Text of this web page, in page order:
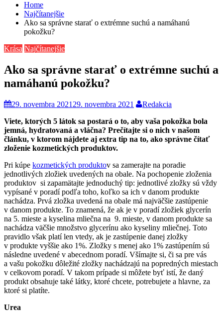
Home
Najčítanejšie
Ako sa správne starať o extrémne suchú a namáhanú
pokožku?
Krása Najčítanejšie
Ako sa správne starať o extrémne suchú a
namáhanú pokožku?
29. novembra 2021 29. novembra 2021
Redakcia
Viete, ktorých 5 látok sa postará o to, aby vaša pokožka bola
jemná, hydratovaná a vláčna? Prečítajte si o nich v našom
článku, v ktorom nájdete aj extra tip na to, ako správne čítať
zloženie kozmetických produktov.
Pri kúpe kozmetických produktov sa zamerajte na poradie
jednotlivých zložiek uvedených na obale. Na pochopenie zloženia
produktov si zapamätajte jednoduchý tip: jednotlivé zložky sú vždy
vypísané v poradí podľa toho, koľko sa ich v danom produkte
nachádza. Prvá zložka uvedená na obale má najväčšie zastúpenie
v danom produkte. To znamená, že ak je v poradí zložiek glycerín
na 5. mieste a kyselina mliečna na 9. mieste, v danom produkte sa
nachádza väčšie množstvo glycerínu ako kyseliny mliečnej. Toto
pravidlo však platí len vtedy, ak je zastúpenie danej zložky
v produkte vyššie ako 1%. Zložky s menej ako 1% zastúpením sú
následne uvedené v abecednom poradí. Všímajte si, či sa pre vás
a vašu pokožku dôležité zložky nachádzajú na popredných miestach
v celkovom poradí. V takom prípade si môžete byť istí, že daný
produkt obsahuje také látky, ktoré chcete, potrebujete a hlavne, za
ktoré si platíte.
Urea